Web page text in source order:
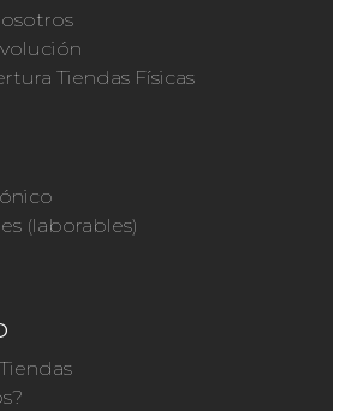
Tiendas Físicas
(laborables)